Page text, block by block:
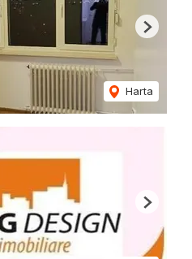
Harta
Next
Next